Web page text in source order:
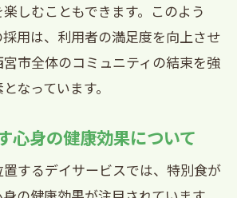
に楽しむリラックスタイムの提
ス利用者のためのイベント食
じた1日の振り返りと交流の場
の希望に応じた食事プランの提
しむこともできます。このよう
用は、利用者の満足度を向上させ
市全体のコミュニティの結束を強
なっています。
心身の健康効果について
するデイサービスでは、特別食が